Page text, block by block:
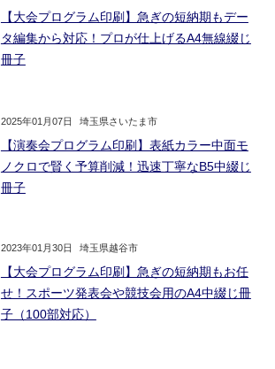
【大会プログラム印刷】急ぎの短納期もデー
タ編集から対応！プロが仕上げるA4無線綴じ
冊子
2025年01月07日 埼玉県さいたま市
【演奏会プログラム印刷】表紙カラー中面モ
ノクロで賢く予算削減！迅速丁寧なB5中綴じ
冊子
2023年01月30日 埼玉県越谷市
【大会プログラム印刷】急ぎの短納期もお任
せ！スポーツ発表会や競技会用のA4中綴じ冊
子（100部対応）